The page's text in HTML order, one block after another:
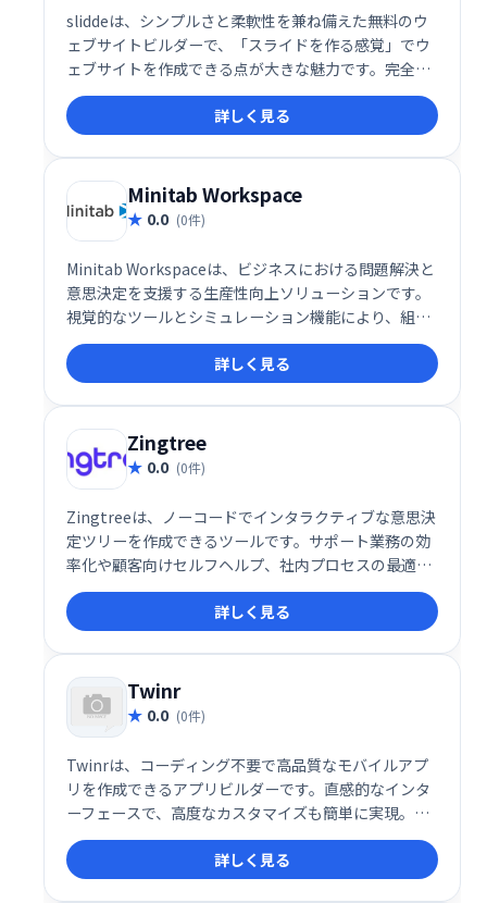
sliddeは、シンプルさと柔軟性を兼ね備えた無料のウ
ェブサイトビルダーで、「スライドを作る感覚」でウ
ェブサイトを作成できる点が大きな魅力です。完全レ
スポンシブデザイン、多用途なテンプレート、豊富な
無料リソースにより、初心者でもプロフェッショナル
な仕上がりのサイトを簡単に作成できます。無料プラ
ンでも十分な機能を備え、年額19ドルのプラスプラン
ではさらに高度なカスタマイズや分析機能が利用可能
です。
詳しく見る
Minitab Workspace
0.0 (0件)
Minitab Workspaceは、ビジネスにおける問題解決と
意思決定を支援する生産性向上ソリューションです。
視覚的なツールとシミュレーション機能により、組織
のプロセスを可視化し、複雑な問題を効果的に分析で
きます。業務改善やリスク管理をスムーズに進め、よ
り良い意思決定をサポートします。直感的な操作性
で、専門知識がなくても容易に利用可能です。
詳しく見る
Zingtree
0.0 (0件)
Zingtreeは、ノーコードでインタラクティブな意思決
定ツリーを作成できるツールです。サポート業務の効
率化や顧客向けセルフヘルプ、社内プロセスの最適化
に最適。複雑なフローを分かりやすい選択肢形式で表
示し、ユーザーをスムーズに導きます。ITスキル不要
で、ビジネス担当者自身が柔軟に作成・運用できるた
め、迅速な導入と改善が可能です。様々なビジネスシ
ーンで、ユーザー体験と業務効率の向上を実現しま
す。
詳しく見る
Twinr
0.0 (0件)
Twinrは、コーディング不要で高品質なモバイルアプ
リを作成できるアプリビルダーです。直感的なインタ
ーフェースで、高度なカスタマイズも簡単に実現。複
雑な開発工程を省き、迅速かつ柔軟に独自のアプリを
制作できます。 あなたのアイデアを、手軽にアプリ
に。
詳しく見る